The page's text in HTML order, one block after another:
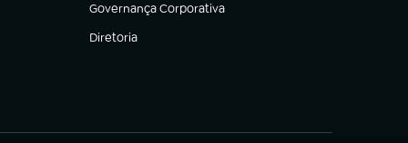
Governança Corporativa
(abre em nova aba)
Diretoria
(abre em nova aba)